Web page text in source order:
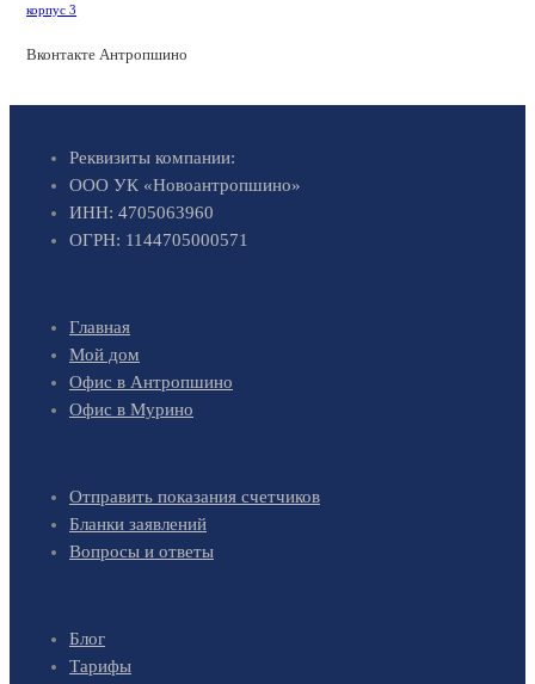
корпус 3
Вконтакте Антропшино
Реквизиты компании:
ООО УК «Новоантропшино»
ИНН: 4705063960
ОГРН: 1144705000571
Главная
Мой дом
Офис в Антропшино
Офис в Мурино
Отправить показания счетчиков
Бланки заявлений
Вопросы и ответы
Блог
Тарифы